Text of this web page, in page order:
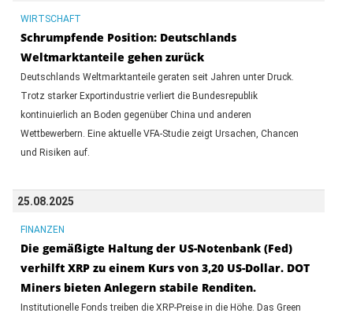
WIRTSCHAFT
Schrumpfende Position: Deutschlands
Weltmarktanteile gehen zurück
Deutschlands Weltmarktanteile geraten seit Jahren unter Druck.
Trotz starker Exportindustrie verliert die Bundesrepublik
kontinuierlich an Boden gegenüber China und anderen
Wettbewerbern. Eine aktuelle VFA-Studie zeigt Ursachen, Chancen
und Risiken auf.
25.08.2025
FINANZEN
Die gemäßigte Haltung der US-Notenbank (Fed)
verhilft XRP zu einem Kurs von 3,20 US-Dollar. DOT
Miners bieten Anlegern stabile Renditen.
Institutionelle Fonds treiben die XRP-Preise in die Höhe. Das Green